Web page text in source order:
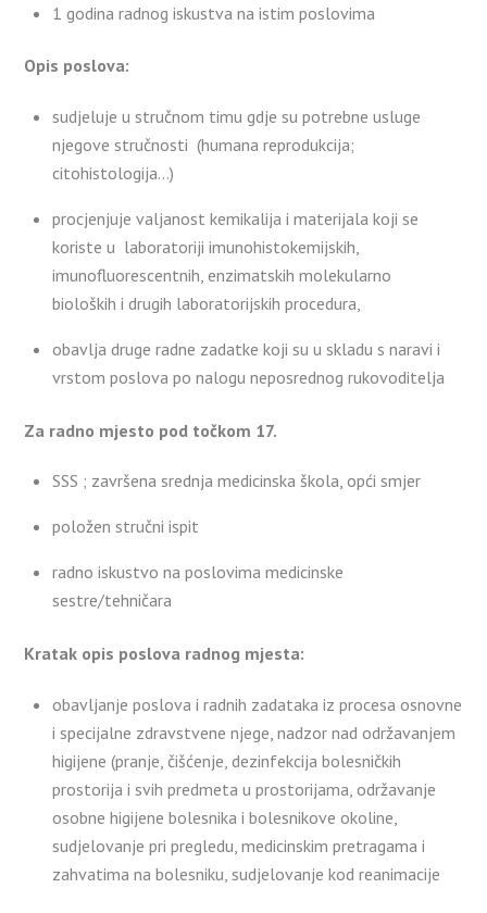
1 godina radnog iskustva na istim poslovima
Opis poslova:
sudjeluje u stručnom timu gdje su potrebne usluge
njegove stručnosti (humana reprodukcija;
citohistologija…)
procjenjuje valjanost kemikalija i materijala koji se
koriste u laboratoriji imunohistokemijskih,
imunofluorescentnih, enzimatskih molekularno
bioloških i drugih laboratorijskih procedura,
obavlja druge radne zadatke koji su u skladu s naravi i
vrstom poslova po nalogu neposrednog rukovoditelja
Za radno mjesto pod točkom 17.
SSS ; završena srednja medicinska škola, opći smjer
položen stručni ispit
radno iskustvo na poslovima medicinske
sestre/tehničara
Kratak opis poslova radnog mjesta:
obavljanje poslova i radnih zadataka iz procesa osnovne
i specijalne zdravstvene njege, nadzor nad održavanjem
higijene (pranje, čišćenje, dezinfekcija bolesničkih
prostorija i svih predmeta u prostorijama, održavanje
osobne higijene bolesnika i bolesnikove okoline,
sudjelovanje pri pregledu, medicinskim pretragama i
zahvatima na bolesniku, sudjelovanje kod reanimacije